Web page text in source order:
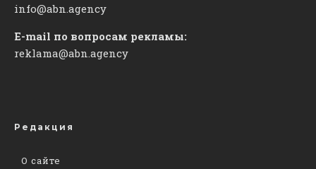
info@abn.agency
E-mail по вопросам рекламы:
reklama@abn.agency
Редакция
О сайте